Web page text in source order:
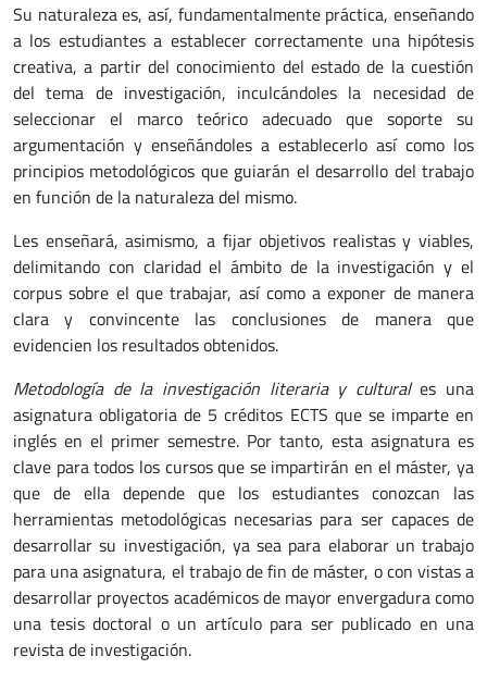
Su naturaleza es, así, fundamentalmente práctica, enseñando
a los estudiantes a establecer correctamente una hipótesis
creativa, a partir del conocimiento del estado de la cuestión
del tema de investigación, inculcándoles la necesidad de
seleccionar el marco teórico adecuado que soporte su
argumentación y enseñándoles a establecerlo así como los
principios metodológicos que guiarán el desarrollo del trabajo
en función de la naturaleza del mismo.
Les enseñará, asimismo, a fijar objetivos realistas y viables,
delimitando con claridad el ámbito de la investigación y el
corpus sobre el que trabajar, así como a exponer de manera
clara y convincente las conclusiones de manera que
evidencien los resultados obtenidos.
Metodología de la investigación literaria y culturales una
asignatura obligatoria de 5 créditos ECTS que se imparte en
inglés en el primer semestre. Por tanto, esta asignatura es
clave para todos los cursos que se impartirán en el máster, ya
que de ella depende que los estudiantes conozcan las
herramientas metodológicas necesarias para ser capaces de
desarrollar su investigación, ya sea para elaborar un trabajo
para una asignatura, el trabajo de fin de máster, o con vistas a
desarrollar proyectos académicos de mayor envergadura como
una tesis doctoral o un artículo para ser publicado en una
revista de investigación.